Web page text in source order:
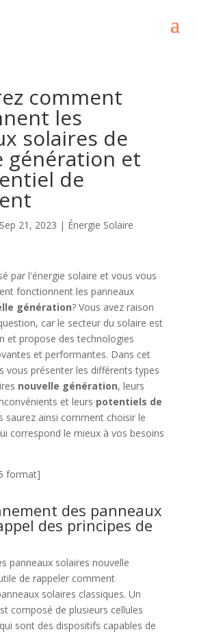
comment
les
solaires de
génération et
de
Sep 21, 2023 | Énergie Solaire
par l'énergie solaire et vous vous
fonctionnent les panneaux
génération? Vous avez raison
car le secteur du solaire est
et propose des technologies
et performantes. Dans cet
vous présenter les différents types
nouvelle génération, leurs
et leurs potentiels de
saurez ainsi comment choisir le
correspond le mieux à vos besoins
format]
des panneaux
des principes de
panneaux solaires nouvelle
de rappeler comment
solaires classiques. Un
composé de plusieurs cellules
sont des dispositifs capables de